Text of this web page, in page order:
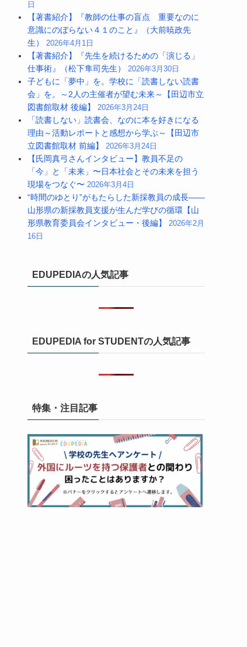
日
【著書紹介】『教師の仕事の盲点 重要なのに
意識にのぼらない４１のこと』（大前暁政先
生） 2026年4月1日
【著書紹介】『先生を続けるための「演じる」
仕事術』（松下隼司先生） 2026年3月30日
子どもに「夢中」を。学校に「読書しない読書
会」を。～2人の主催者が望む未来～【田辺市立
図書館取材 後編】 2026年3月24日
「読書しない」読書会、なのに本を好きになる
理由～活動レポートと感想から学ぶ～【田辺市
立図書館取材 前編】 2026年3月24日
【氏岡真弓さんインタビュー】教員不足の
「今」と「未来」〜日本社会とその未来を担う
現場をつなぐ〜 2026年3月4日
“時間のゆとり”がもたらした新採教員の成長――
山形県の新採教員支援が生んだ学びの循環【山
形県教育委員会インタビュー・後編】 2026年2月
16日
EDUPEDIAの人気記事
EDUPEDIA for STUDENTの人気記事
特集・注目記事